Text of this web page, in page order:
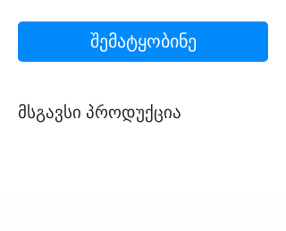
შემატყობინე
მსგავსი პროდუქცია